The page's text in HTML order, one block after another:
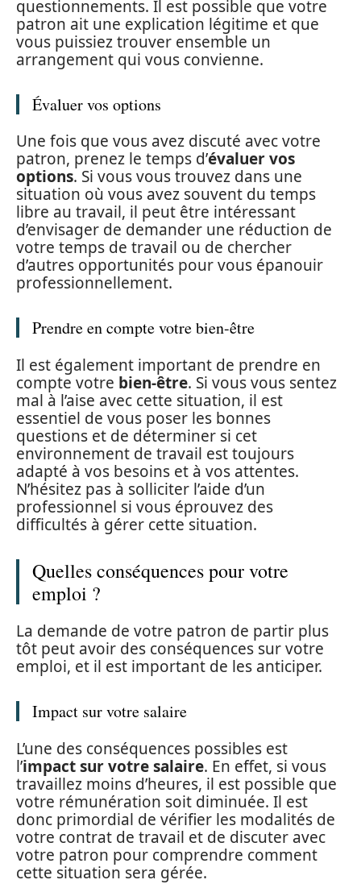
questionnements. Il est possible que votre
patron ait une explication légitime et que
vous puissiez trouver ensemble un
arrangement qui vous convienne.
Évaluer vos options
Une fois que vous avez discuté avec votre
patron, prenez le temps d’évaluer vos
options. Si vous vous trouvez dans une
situation où vous avez souvent du temps
libre au travail, il peut être intéressant
d’envisager de demander une réduction de
votre temps de travail ou de chercher
d’autres opportunités pour vous épanouir
professionnellement.
Prendre en compte votre bien-être
Il est également important de prendre en
compte votre bien-être. Si vous vous sentez
mal à l’aise avec cette situation, il est
essentiel de vous poser les bonnes
questions et de déterminer si cet
environnement de travail est toujours
adapté à vos besoins et à vos attentes.
N’hésitez pas à solliciter l’aide d’un
professionnel si vous éprouvez des
difficultés à gérer cette situation.
Quelles conséquences pour votre
emploi ?
La demande de votre patron de partir plus
tôt peut avoir des conséquences sur votre
emploi, et il est important de les anticiper.
Impact sur votre salaire
L’une des conséquences possibles est
l’impact sur votre salaire. En effet, si vous
travaillez moins d’heures, il est possible que
votre rémunération soit diminuée. Il est
donc primordial de vérifier les modalités de
votre contrat de travail et de discuter avec
votre patron pour comprendre comment
cette situation sera gérée.